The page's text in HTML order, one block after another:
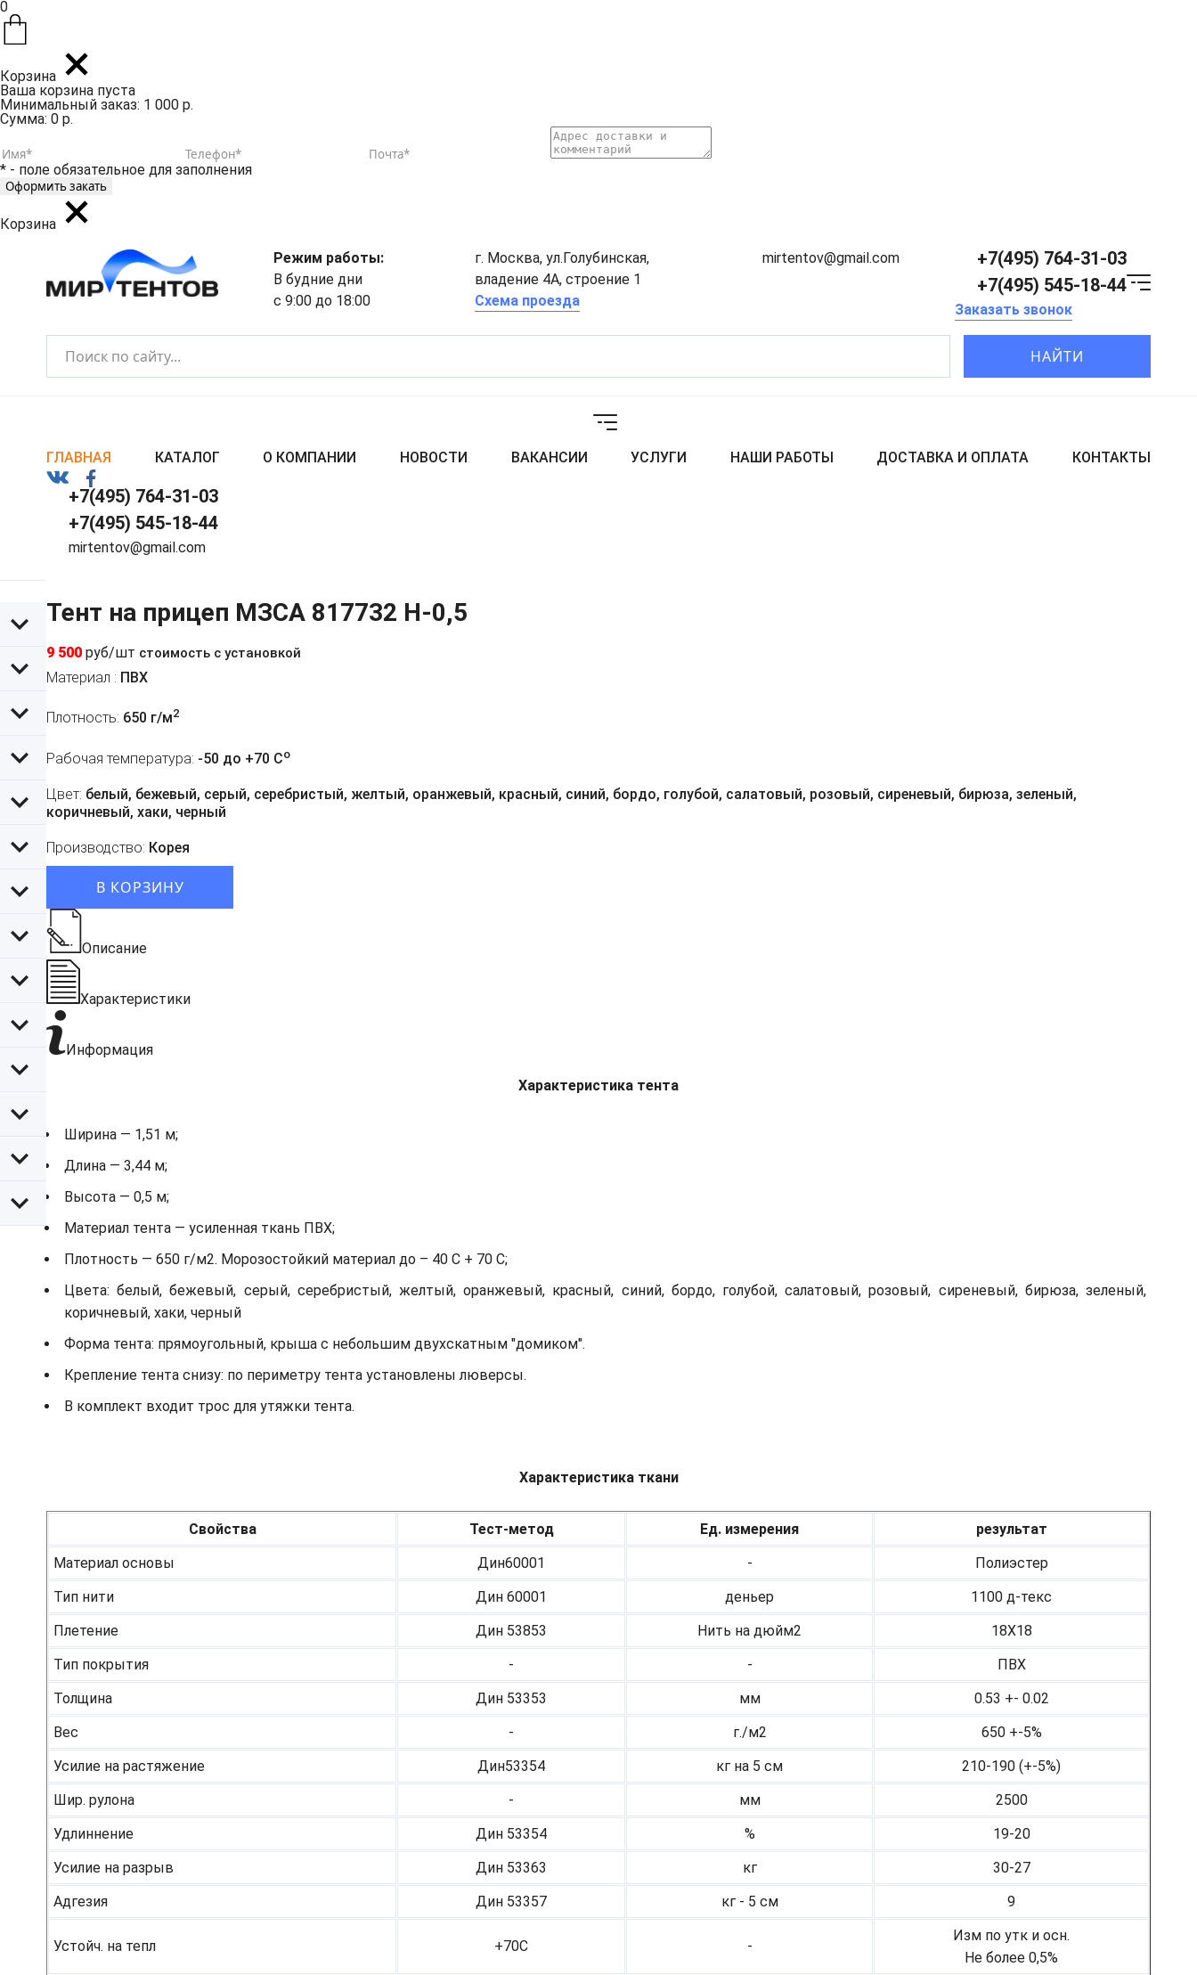
0
Корзина
Ваша корзина пуста
Минимальный заказ: 1 000 р.
Сумма: 0 р.
* - поле обязательное для заполнения
Корзина
Режим работы:
В будние дни
с 9:00 до 18:00
г. Москва, ул.Голубинская,
владение 4А, строение 1
Схема проезда
mirtentov@gmail.com
+7(495) 764-31-03
+7(495) 545-18-44
Заказать звонок
НАЙТИ
ГЛАВНАЯ КАТАЛОГ О КОМПАНИИ НОВОСТИ ВАКАНСИИ УСЛУГИ НАШИ РАБОТЫ ДОСТАВКА И ОПЛАТА КОНТАКТЫ
+7(495) 764-31-03
+7(495) 545-18-44
mirtentov@gmail.com
Тент на прицеп МЗСА 817732 H-0,5
9 500 руб/шт стоимость с установкой
Материал : ПВХ
Плотность: 650 г/м2
Рабочая температура: -50 до +70 Co
Цвет: белый, бежевый, серый, серебристый, желтый, оранжевый, красный, синий, бордо, голубой, салатовый, розовый, сиреневый, бирюза, зеленый,
коричневый, хаки, черный
Производство: Корея
В КОРЗИНУ
Описание
Характеристики
Информация
Характеристика тента
Ширина — 1,51 м;
Длина — 3,44 м;
Высота — 0,5 м;
Материал тента — усиленная ткань ПВХ;
Плотность — 650 г/м2. Морозостойкий материал до – 40 С + 70 С;
Цвета: белый, бежевый, серый, серебристый, желтый, оранжевый, красный, синий, бордо, голубой, салатовый, розовый, сиреневый, бирюза, зеленый,
коричневый, хаки, черный
Форма тента: прямоугольный, крыша с небольшим двухскатным "домиком".
Крепление тента снизу: по периметру тента установлены люверсы.
В комплект входит трос для утяжки тента.
Характеристика ткани
Свойства Тест-метод Ед. измерения
результат
Материал основы
Дин60001 -
Полиэстер
Тип нити
Дин 60001 деньер
1100 д-текс
Плетение
Дин 53853 Нить на дюйм2
18Х18
Тип покрытия
- -
ПВХ
Толщина
Дин 53353 мм
0.53 +- 0.02
Вес
- г./м2
650 +-5%
Усилие на растяжение
Дин53354 кг на 5 см
210-190 (+-5%)
Шир. рулона
- мм
2500
Удлиннение
Дин 53354 %
19-20
Усилие на разрыв
Дин 53363 кг
30-27
Адгезия
Дин 53357 кг - 5 см 9
Устойч. на тепл +70С -
Изм по утк и осн.
Не более 0,5%